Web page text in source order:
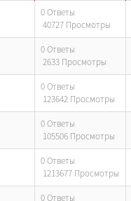
0 Ответы
40727 Просмотры
0 Ответы
2633 Просмотры
0 Ответы
123642 Просмотры
0 Ответы
105506 Просмотры
0 Ответы
1213677 Просмотры
0 Ответы